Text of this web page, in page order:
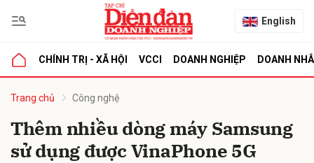
English
CHÍNH TRỊ - XÃ HỘI VCCI DOANH NGHIỆP DOANH
Trang chủ Công nghệ
Thêm nhiều dòng máy Samsung
sử dụng được VinaPhone 5G
luận